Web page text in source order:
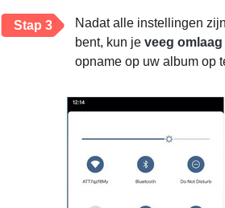
Stap 3 Nadat alle instellingen
bent, kun je veeg omlaag
opname op uw album op